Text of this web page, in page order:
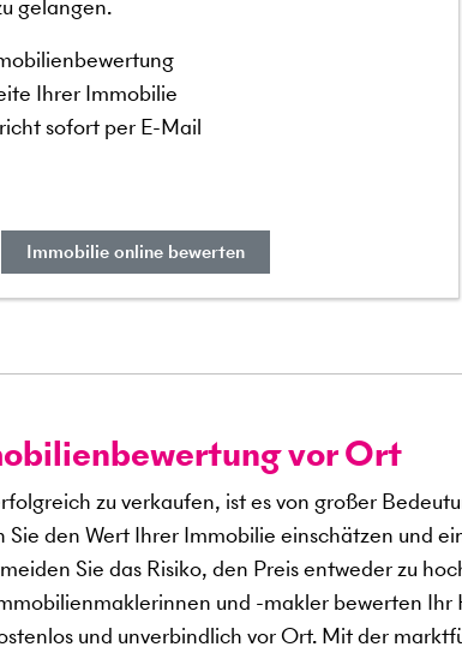
gelangen.
Ihrer Immobilie
sofort per E-Mail
Immobilie online bewerten
vor Ort
zu verkaufen, ist es von großer
den Wert Ihrer Immobilie einschätzen und
Sie das Risiko, den Preis entweder zu
und -makler bewerten Ihr
und unverbindlich vor Ort. Mit der